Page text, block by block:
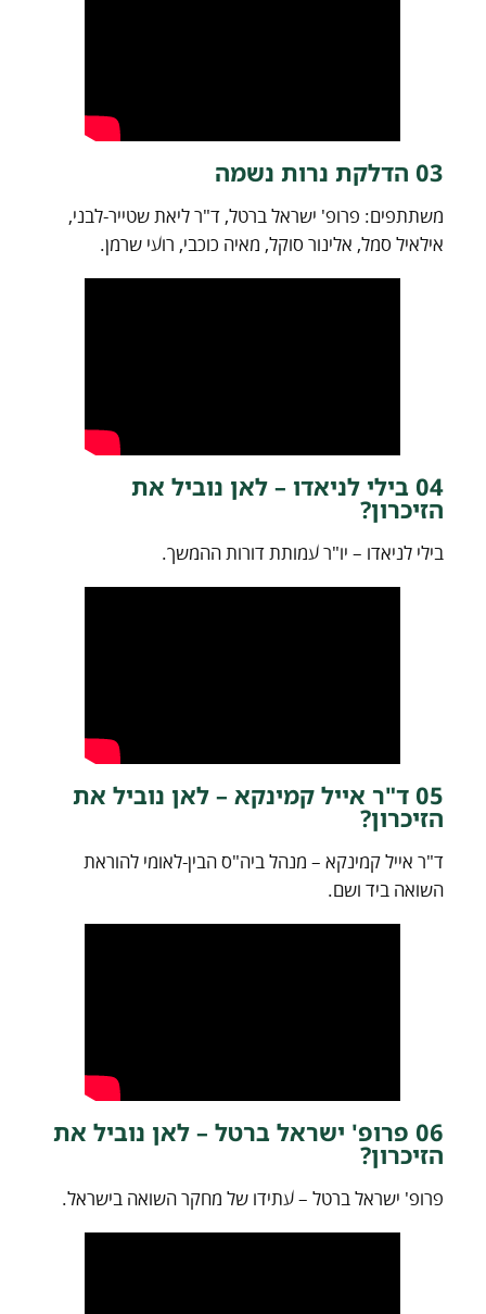
03 הדלקת נרות נשמה
משתתפים: פרופ' ישראל ברטל, ד"ר ליאת שטייר-לבני,
אילאיל סמל, אלינור סוקל, מאיה כוכבי, רועי שרמן.
04 בילי לניאדו – לאן נוביל את
הזיכרון?
בילי לניאדו – יו"ר עמותת דורות ההמשך.
05 ד"ר אייל קמינקא – לאן נוביל את
הזיכרון?
ד"ר אייל קמינקא – מנהל ביה"ס הבין-לאומי להוראת
השואה ביד ושם.
06 פרופ' ישראל ברטל – לאן נוביל את
הזיכרון?
פרופ' ישראל ברטל – עתידו של מחקר השואה בישראל.